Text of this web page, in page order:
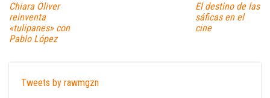
Chiara Oliver
reinventa
«tulipanes» con
Pablo López
El destino de las
sáficas en el
cine
Tweets by rawmgzn